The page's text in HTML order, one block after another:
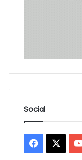
Social
Facebook